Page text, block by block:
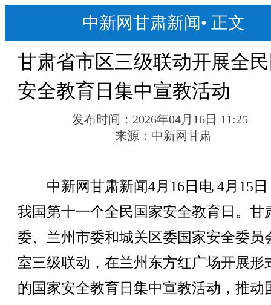
中新网甘肃新闻• 正文
甘肃省市区三级联动开展全
安全教育日集中宣教活动
发布时间： 2026年04月16日 11:25
来源： 中新网甘肃
中新网甘肃新闻4月16日电 4月15日
我国第十一个全民国家安全教育日。甘
委、兰州市委和城关区委国家安全委员
室三级联动，在兰州东方红广场开展形
的国家安全教育日集中宣教活动，推动